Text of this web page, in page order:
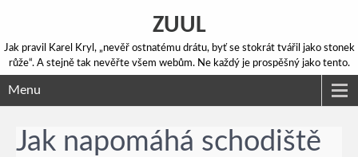
ZUUL
Jak pravil Karel Kryl, „nevěř ostnatému drátu, byť se stokrát tvářil jako stonek
růže“. A stejně tak nevěřte všem webům. Ne každý je prospěšný jako tento.
Menu
Jak napomáhá schodiště